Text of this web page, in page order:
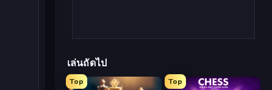
เล่นถัดไป
Top Top